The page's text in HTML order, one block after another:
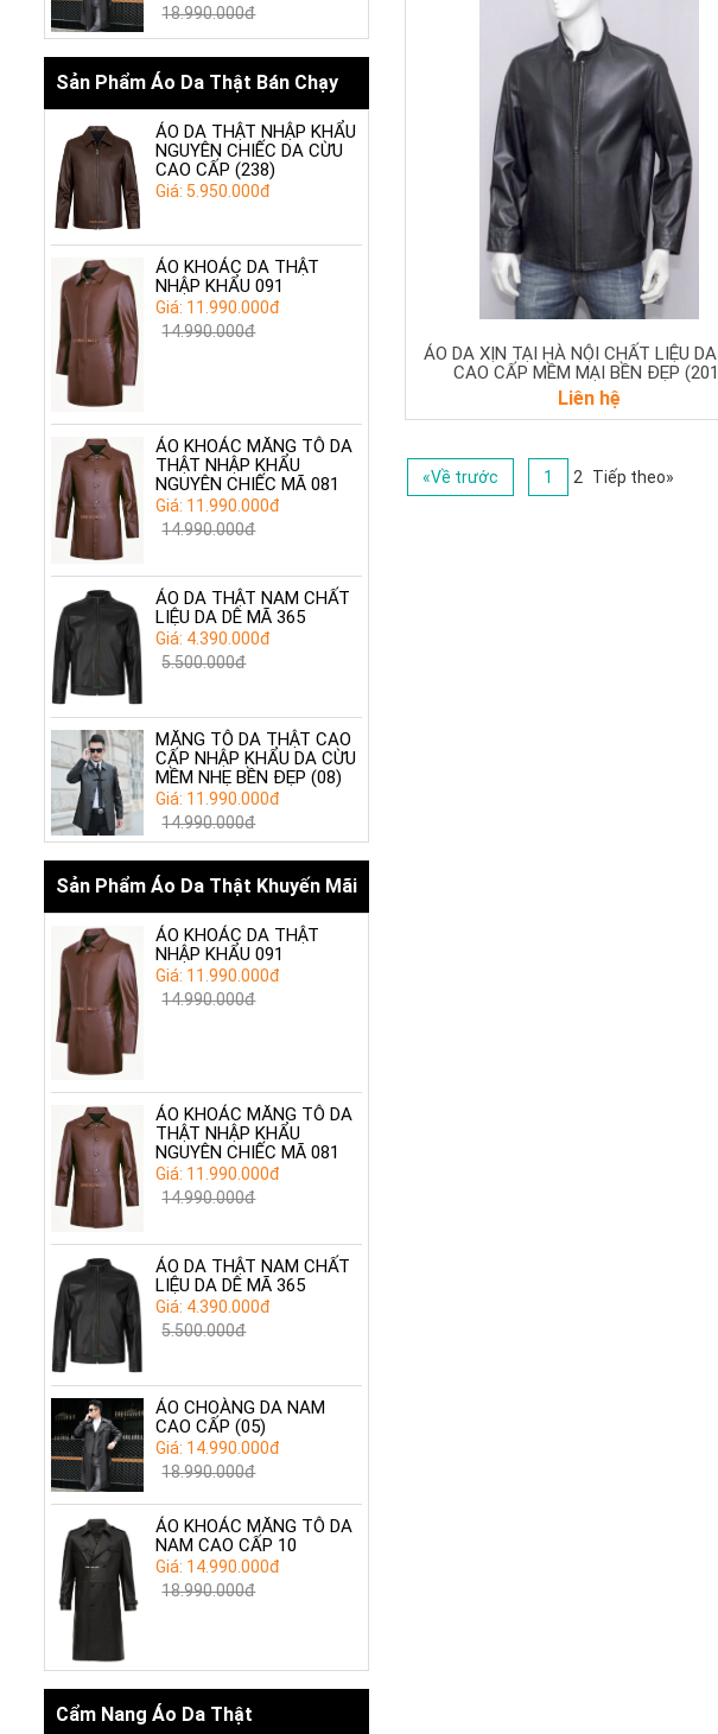
18.990.000đ
Sản Phẩm Áo Da Thật Bán Chạy
ÁO DA THẬT NHẬP KHẨU
NGUYÊN CHIẾC DA CỪU
CAO CẤP (238)
Giá: 5.950.000đ
ÁO KHOÁC DA THẬT
NHẬP KHẨU 091
Giá: 11.990.000đ
14.990.000đ
ÁO KHOÁC MĂNG TÔ DA
THẬT NHẬP KHẨU
NGUYÊN CHIẾC MÃ 081
Giá: 11.990.000đ
14.990.000đ
ÁO DA THẬT NAM CHẤT
LIỆU DA DÊ MÃ 365
Giá: 4.390.000đ
5.500.000đ
MĂNG TÔ DA THẬT CAO
CẤP NHẬP KHẨU DA CỪU
MỀM NHẸ BỀN ĐẸP (08)
Giá: 11.990.000đ
14.990.000đ
Sản Phẩm Áo Da Thật Khuyến Mãi
ÁO KHOÁC DA THẬT
NHẬP KHẨU 091
Giá: 11.990.000đ
14.990.000đ
ÁO KHOÁC MĂNG TÔ DA
THẬT NHẬP KHẨU
NGUYÊN CHIẾC MÃ 081
Giá: 11.990.000đ
14.990.000đ
ÁO DA THẬT NAM CHẤT
LIỆU DA DÊ MÃ 365
Giá: 4.390.000đ
5.500.000đ
ÁO CHOÀNG DA NAM
CAO CẤP (05)
Giá: 14.990.000đ
18.990.000đ
ÁO KHOÁC MĂNG TÔ DA
NAM CAO CẤP 10
Giá: 14.990.000đ
18.990.000đ
Cẩm Nang Áo Da Thật
ÁO DA XỊN TẠI HÀ NỘI CHẤT LIỆU
CAO CẤP MỀM MẠI BỀN ĐẸP
Liên hệ
«Về trước 1 2 Tiếp theo»